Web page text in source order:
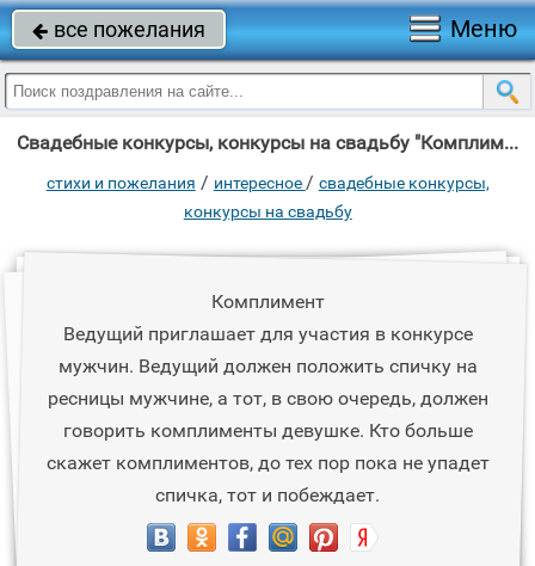
 все пожелания Меню
Свадебные конкурсы, конкурсы на свадьбу "Комплимент Ведущий приглашает для участия в конкурсе мужчин."
стихи и пожелания / интересное/ свадебные конкурсы,
конкурсы на свадьбу
Комплимент
Ведущий приглашает для участия в конкурсе
мужчин. Ведущий должен положить спичку на
ресницы мужчине, а тот, в свою очередь, должен
говорить комплименты девушке. Кто больше
скажет комплиментов, до тех пор пока не упадет
спичка, тот и побеждает.